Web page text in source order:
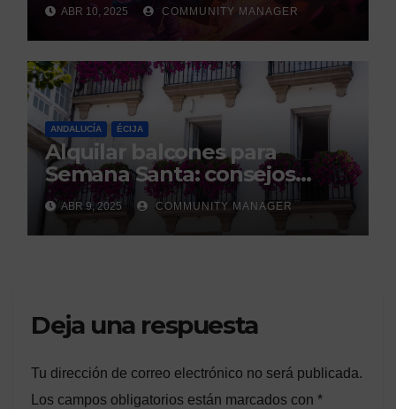
los GEM Awards.
ABR 10, 2025 COMMUNITY MANAGER
ANDALUCÍA ÉCIJA
Alquilar balcones para
Semana Santa: consejos
legales de la Asociación
Española de Consumidores.
ABR 9, 2025 COMMUNITY MANAGER
Deja una respuesta
Tu dirección de correo electrónico no será publicada.
Los campos obligatorios están marcados con *